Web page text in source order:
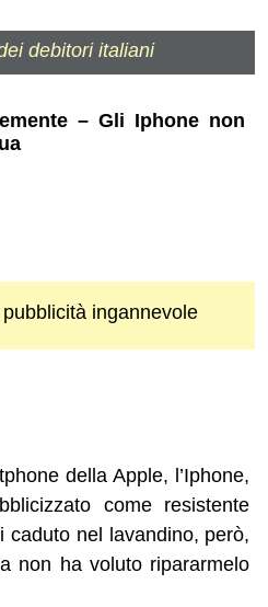
debitori italiani
– Gli Iphone non
ingannevole
della Apple, l’Iphone,
come resistente
caduto nel lavandino, però,
non ha voluto ripararmelo